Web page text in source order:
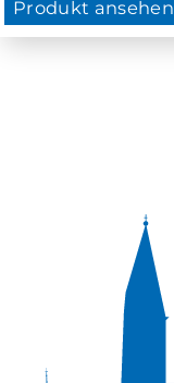
Produkt ansehen